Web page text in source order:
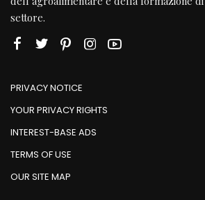
settore.
PRIVACY NOTICE
YOUR PRIVACY RIGHTS
INTEREST-BASE ADS
TERMS OF USE
OUR SITE MAP